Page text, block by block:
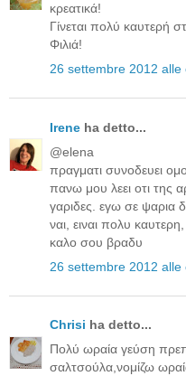
κρεατικά!
Γίνεται πολύ καυτερή
Φιλιά!
26 settembre 2012 alle
Irene ha detto...
@elena
πραγματι συνοδευει
πανω μου λεει οτι της
γαριδες. εγω σε ψαρια
ναι, ειναι πολυ
καλο σου βραδυ
26 settembre 2012 alle
Chrisi ha detto...
Πολύ ωραία γεύση
σαλτσούλα,νομίζω